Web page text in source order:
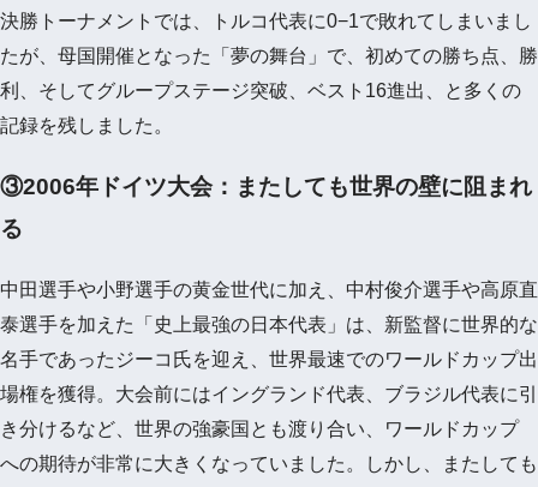
決勝トーナメントでは、トルコ代表に0−1で敗れてしまいまし
たが、母国開催となった「夢の舞台」で、初めての勝ち点、勝
利、そしてグループステージ突破、ベスト16進出、と多くの
記録を残しました。
③2006年ドイツ大会：またしても世界の壁に阻まれ
る
中田選手や小野選手の黄金世代に加え、中村俊介選手や高原直
泰選手を加えた「史上最強の日本代表」は、新監督に世界的な
名手であったジーコ氏を迎え、世界最速でのワールドカップ出
場権を獲得。大会前にはイングランド代表、ブラジル代表に引
き分けるなど、世界の強豪国とも渡り合い、ワールドカップ
への期待が非常に大きくなっていました。しかし、またしても